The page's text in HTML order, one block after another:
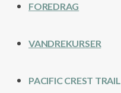
FOREDRAG
VANDREKURSER
PACIFIC CREST TRAIL